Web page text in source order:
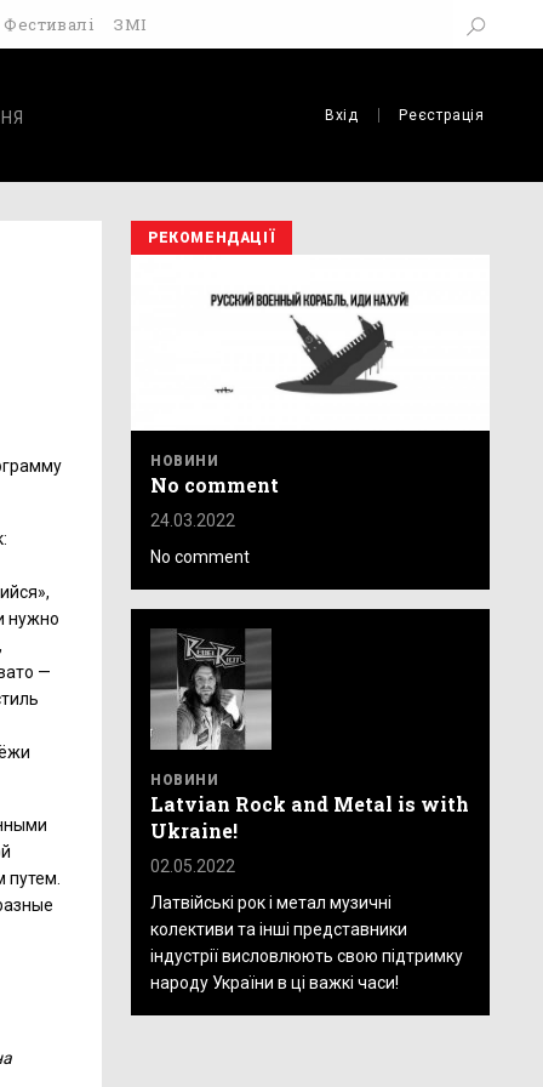
Фестивалі ЗМІ
Вхід Реєстрація
нужно
—
РЕКОМЕНДАЦІЇ
НОВИНИ
No comment
24.03.2022
No comment
НОВИНИ
Latvian Rock and Metal is with
Ukraine!
02.05.2022
Латвійські рок і метал музичні
колективи та інші представники
індустрії висловлюють свою підтримку
народу України в ці важкі часи!